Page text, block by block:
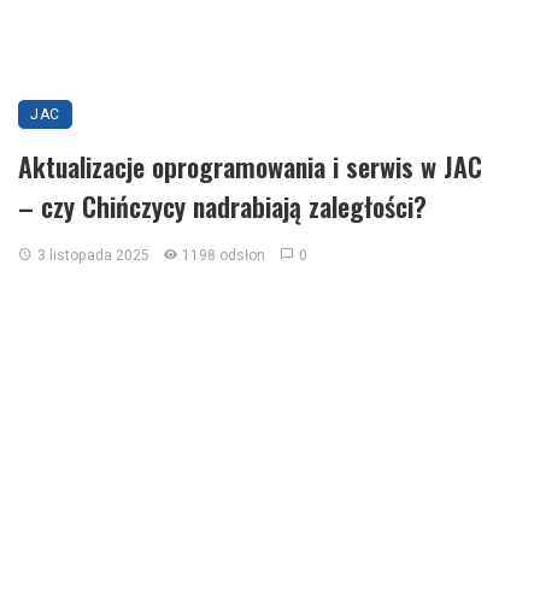
JAC
Aktualizacje oprogramowania i serwis w JAC
– czy Chińczycy nadrabiają zaległości?
3 listopada 2025 1198 odsłon 0